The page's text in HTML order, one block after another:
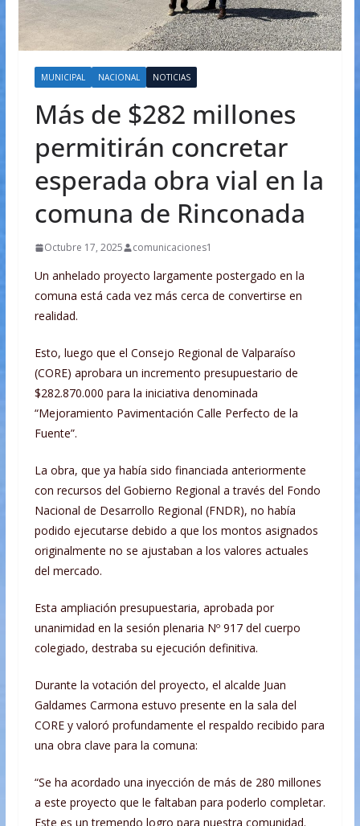
MUNICIPAL NACIONAL NOTICIAS
Más de $282 millones
permitirán concretar
esperada obra vial en la
comuna de Rinconada
Octubre 17, 2025 comunicaciones1
Un anhelado proyecto largamente postergado en la
comuna está cada vez más cerca de convertirse en
realidad.
Esto, luego que el Consejo Regional de Valparaíso
(CORE) aprobara un incremento presupuestario de
$282.870.000 para la iniciativa denominada
“Mejoramiento Pavimentación Calle Perfecto de la
Fuente”.
La obra, que ya había sido financiada anteriormente
con recursos del Gobierno Regional a través del Fondo
Nacional de Desarrollo Regional (FNDR), no había
podido ejecutarse debido a que los montos asignados
originalmente no se ajustaban a los valores actuales
del mercado.
Esta ampliación presupuestaria, aprobada por
unanimidad en la sesión plenaria Nº 917 del cuerpo
colegiado, destraba su ejecución definitiva.
Durante la votación del proyecto, el alcalde Juan
Galdames Carmona estuvo presente en la sala del
CORE y valoró profundamente el respaldo recibido para
una obra clave para la comuna:
“Se ha acordado una inyección de más de 280 millones
a este proyecto que le faltaban para poderlo completar.
Este es un tremendo logro para nuestra comunidad.